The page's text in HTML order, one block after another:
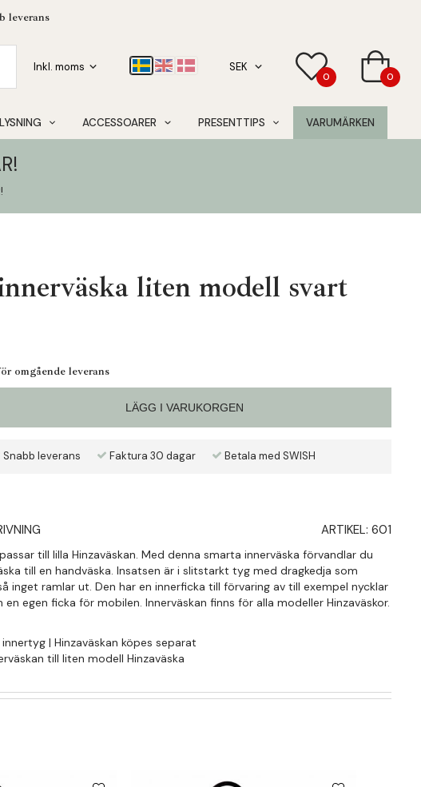
leverans
0 0
ACCESSOARER PRESENTTIPS VARUMÄRKEN
!
liten modell svart
omgående leverans
LÄGG I VARUKORGEN
Snabb leverans Faktura 30 dagar Betala med SWISH
ARTIKEL: 601
till lilla Hinzaväskan. Med denna smarta innerväska förvandlar du
till en handväska. Insatsen är i slitstarkt tyg med dragkedja som
inget ramlar ut. Den har en innerficka till förvaring av till exempel nycklar
egen ficka för mobilen. Innerväskan finns för alla modeller Hinzaväskor.
| Hinzaväskan köpes separat
till liten modell Hinzaväska